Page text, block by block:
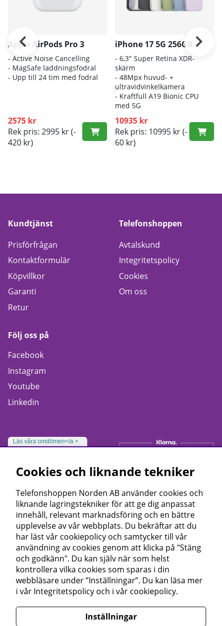
Apple AirPods Pro 3
- Active Noise Cancelling
- MagSafe laddningsfodral
- Upp till 24 tim med fodral
2575 kr
Rek pris: 2995 kr(-
420 kr)
iPhone 17 5G 256GB
- 6,3" Super Retina XDR-
skärm
- 48Mpx huvud- +
ultravidvinkelkamera
- Kraftfull A19 Bionic CPU
med 5G
10935 kr
Rek pris: 10995 kr(-
60 kr)
Kundtjänst
Prisförfrågan
Kontaktformulär
Köpvillkor
Garanti
Retur
Telefonshoppen
Avtalskund
Integritetspolicy
Cookies
Om oss
Följ oss på
Facebook
Instagram
Youtube
Linkedin
Läs våra omdömen</a >
Cookies och liknande tekniker
Telefonshoppen Norden AB använder cookies och
liknande lagringstekniker för att ge dig anpassat
innehåll, relevant marknadsföring och en bättre
upplevelse av vår webbplats. Du bekräftar att du
har läst vår cookiepolicy och samtycker till vår
användning av cookies genom att klicka på "Stäng
och godkänn". Du kan själv när som helst
kontrollera vilka cookies som sparas i din
webbläsare under ”Inställningar”. Du kan läsa mer
i vår Integritetspolicy och i vår cookiepolicy.
Inställningar